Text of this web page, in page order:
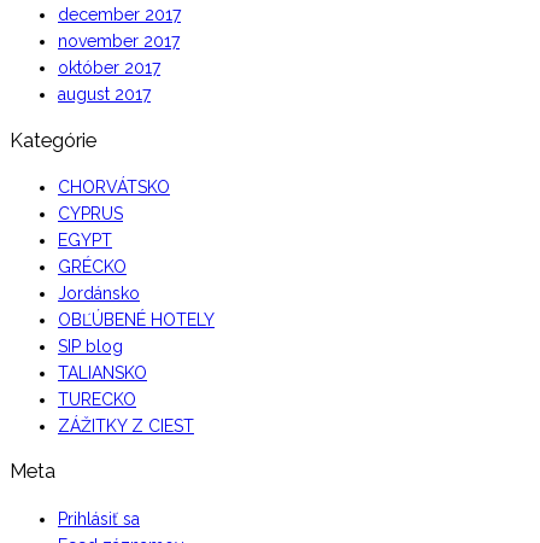
december 2017
november 2017
október 2017
august 2017
Kategórie
CHORVÁTSKO
CYPRUS
EGYPT
GRÉCKO
Jordánsko
OBĽÚBENÉ HOTELY
SIP blog
TALIANSKO
TURECKO
ZÁŽITKY Z CIEST
Meta
Prihlásiť sa